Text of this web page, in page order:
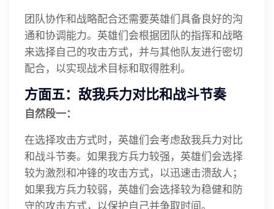
团队协作和战略配合还需要英雄们具备良好的沟
通和协调能力。英雄们会根据团队的指挥和战略
来选择自己的攻击方式，并与其他队友进行密切
配合，以实现战术目标和取得胜利。
方面五：敌我兵力对比和战斗节奏
自然段一：
在选择攻击方式时，英雄们会考虑敌我兵力对比
和战斗节奏。如果我方兵力较强，英雄们会选择
较为激烈和冲锋的攻击方式，以迅速击溃敌人；
如果我方兵力较弱，英雄们会选择较为稳健和防
守的攻击方式，以保护自己并争取时间。